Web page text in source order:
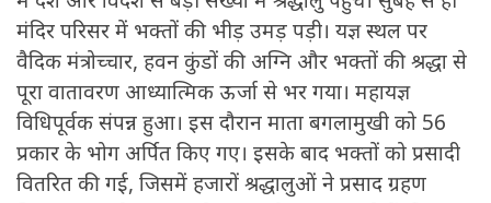
मंदिर परिसर में भक्तों की भीड़ उमड़ पड़ी। यज्ञ स्थल पर
वैदिक मंत्रोच्चार, हवन कुंडों की अग्नि और भक्तों की श्रद्धा से
पूरा वातावरण आध्यात्मिक ऊर्जा से भर गया। महायज्ञ
विधिपूर्वक संपन्न हुआ। इस दौरान माता बगलामुखी को 56
प्रकार के भोग अर्पित किए गए। इसके बाद भक्तों को प्रसादी
वितरित की गई, जिसमें हजारों श्रद्धालुओं ने प्रसाद ग्रहण